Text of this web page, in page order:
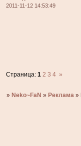
2011-11-12 14:53:49
Страница:1 2 3 4 »
» Neko~FaN » Реклама »